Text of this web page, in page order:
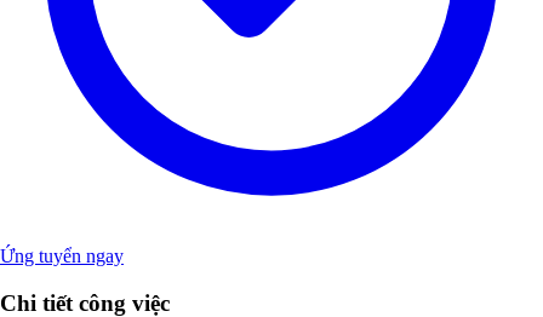
Ứng tuyển ngay
Chi tiết công việc